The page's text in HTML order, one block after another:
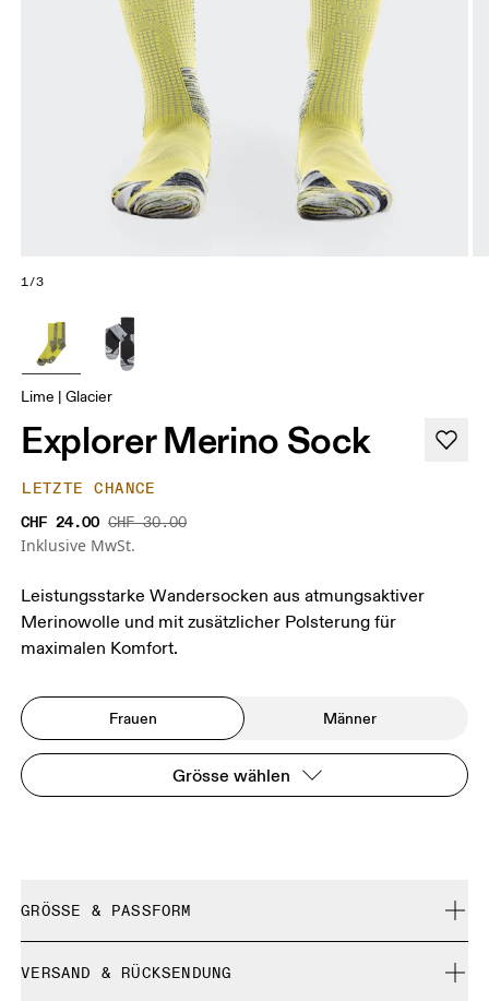
1/3
Lime | Glacier
Explorer Merino Sock
LETZTE CHANCE
CHF 24.00 CHF 30.00
Inklusive MwSt.
Leistungsstarke Wandersocken aus atmungsaktiver
Merinowolle und mit zusätzlicher Polsterung für
maximalen Komfort.
Frauen Männer
Grösse wählen
GRÖSSE & PASSFORM
VERSAND & RÜCKSENDUNG